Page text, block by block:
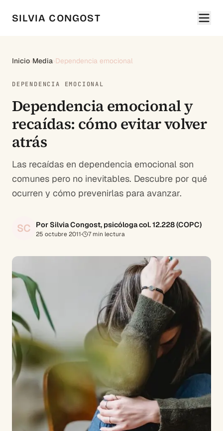
SILVIA CONGOST
Inicio›Media›Dependencia emocional
DEPENDENCIA EMOCIONAL
Dependencia emocional y
recaídas: cómo evitar volver
atrás
Las recaídas en dependencia emocional son
comunes pero no inevitables. Descubre por qué
ocurren y cómo prevenirlas para avanzar.
SC Por Silvia Congost, psicóloga col. 12.228 (COPC)
25 octubre 2011· 7min lectura